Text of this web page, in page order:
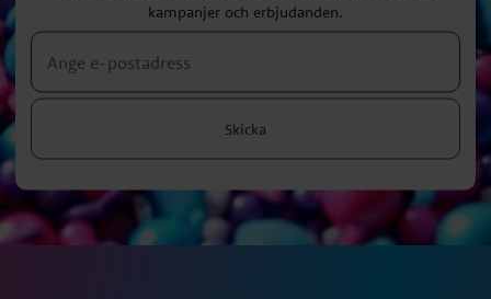
kampanjer och erbjudanden.
Skicka